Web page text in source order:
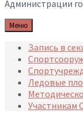
Администрации
Меню
Запись в
Ледовые
Участникам